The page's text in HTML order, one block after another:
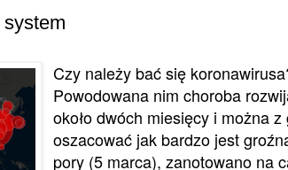
Czy należy bać się
Powodowana nim choroba
około dwóch miesięcy i można z
oszacować jak bardzo jest
pory (5 marca), zanotowano na